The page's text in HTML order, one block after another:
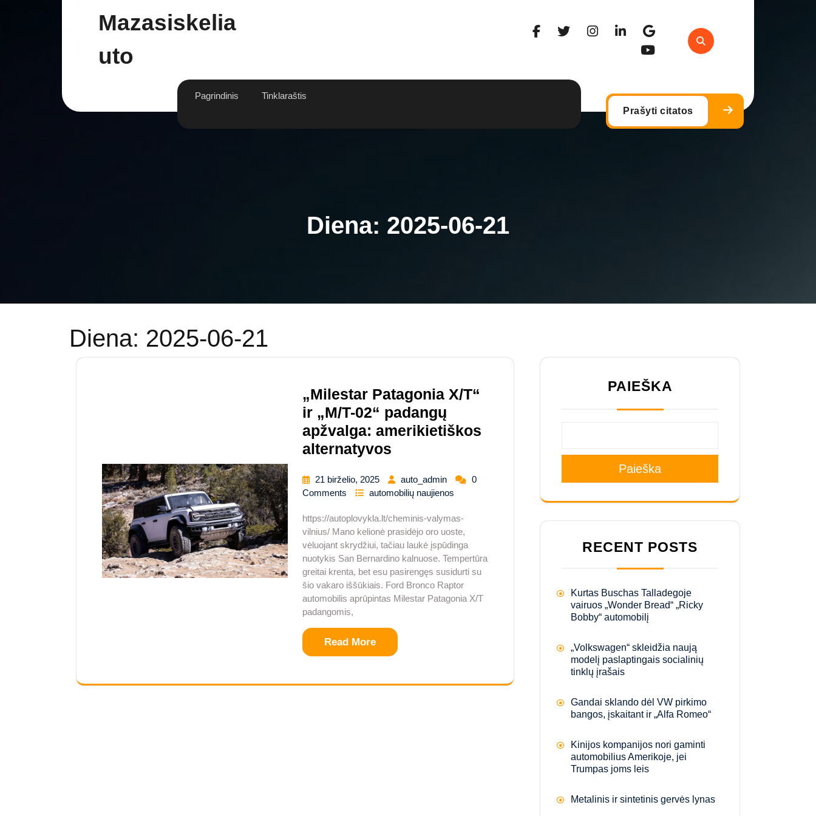
Mazasiskelia
Uto
Pagrindinis
Tinklaraštis
Prašyti citatos
Diena: 2025-06-21
Diena: 2025-06-21
„Milestar Patagonia X/T“
ir „M/T-02“ padangų
apžvalga: amerikietiškos
alternatyvos
21 birželio, 2025 auto_admin
0
Comments
automobilių naujienos
https://autoplovykla.lt/cheminis-valymas-
vilnius/ Mano kelionė prasidėjo oro uoste,
vėluojant skrydžiui, tačiau laukė įspūdinga
nuotykis San Bernardino kalnuose. Tempertūra
greitai krenta, bet esu pasirengęs susidurti su
šio vakaro iššūkiais. Ford Bronco Raptor
automobilis aprūpintas Milestar Patagonia X/T
padangomis,
Read More
PAIEŠKA
Paieška
RECENT POSTS
Kurtas Buschas Talladegoje
vairuos „Wonder Bread“ „Ricky
Bobby“ automobilį
„Volkswagen“ skleidžia naują
modelį paslaptingais socialinių
tinklų įrašais
Gandai sklando dėl VW pirkimo
bangos, įskaitant ir „Alfa Romeo“
Kinijos kompanijos nori gaminti
automobilius Amerikoje, jei
Trumpas joms leis
Metalinis ir sintetinis gervės lynas